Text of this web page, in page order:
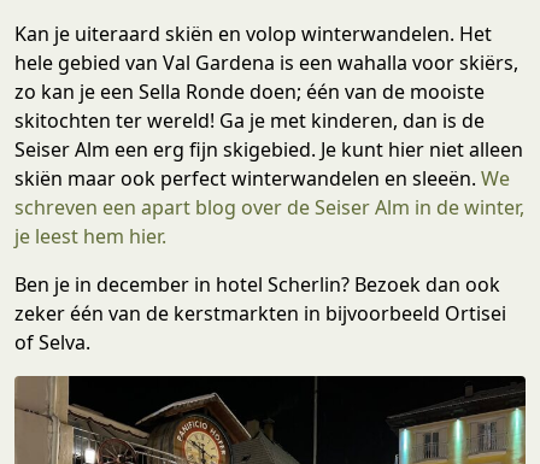
Kan je uiteraard skiën en volop winterwandelen. Het
hele gebied van Val Gardena is een wahalla voor skiërs,
zo kan je een Sella Ronde doen; één van de mooiste
skitochten ter wereld! Ga je met kinderen, dan is de
Seiser Alm een erg fijn skigebied. Je kunt hier niet alleen
skiën maar ook perfect winterwandelen en sleeën. We
schreven een apart blog over de Seiser Alm in de winter,
je leest hem hier.
Ben je in december in hotel Scherlin? Bezoek dan ook
zeker één van de kerstmarkten in bijvoorbeeld Ortisei
of Selva.